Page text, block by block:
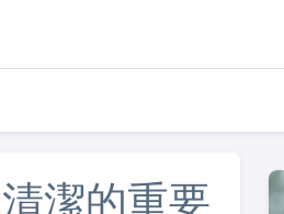
潔的重要